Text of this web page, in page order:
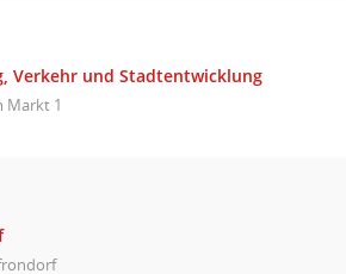
Verkehr und Stadtentwicklung
Markt 1